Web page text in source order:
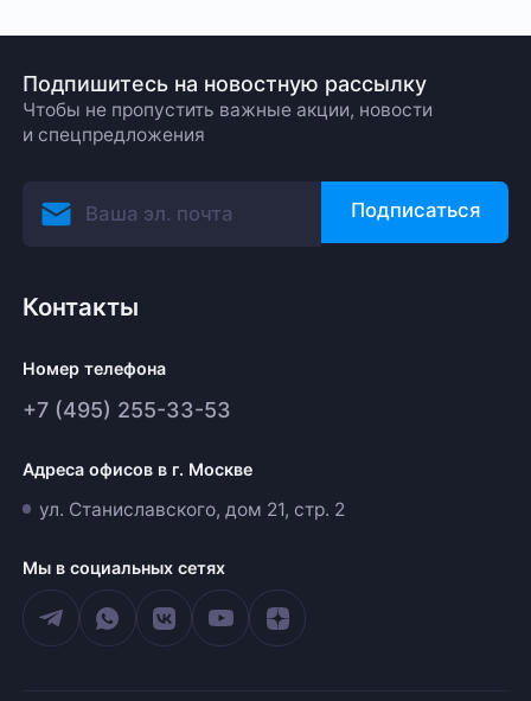
Подпишитесь на новостную рассылку
Чтобы не пропустить важные акции, новости
и спецпредложения
Подписаться
Контакты
Номер телефона
+7 (495) 255-33-53
Адреса офисов в г. Москве
ул. Станиславского, дом 21, стр. 2
Мы в социальных сетях